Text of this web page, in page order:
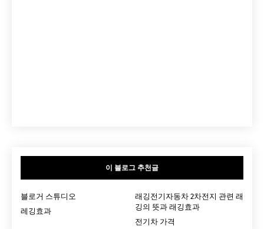
이 블로그 추천글
블로거 스튜디오
래깅전기자동차 2차전지 관련 래
깅의 뜻과 래깅효과
레깅효과
전기차 가격